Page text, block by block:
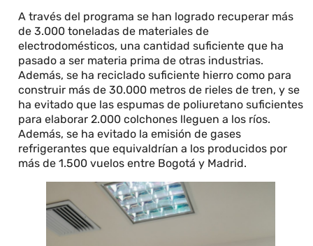
A través del programa se han logrado recuperar más
de 3.000 toneladas de materiales de
electrodomésticos, una cantidad suficiente que ha
pasado a ser materia prima de otras industrias.
Además, se ha reciclado suficiente hierro como para
construir más de 30.000 metros de rieles de tren, y se
ha evitado que las espumas de poliuretano suficientes
para elaborar 2.000 colchones lleguen a los ríos.
Además, se ha evitado la emisión de gases
refrigerantes que equivaldrían a los producidos por
más de 1.500 vuelos entre Bogotá y Madrid.